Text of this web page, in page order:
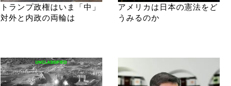
トランプ政権はいま「中」
対外と内政の両輪は
アメリカは日本の憲法をど
うみるのか